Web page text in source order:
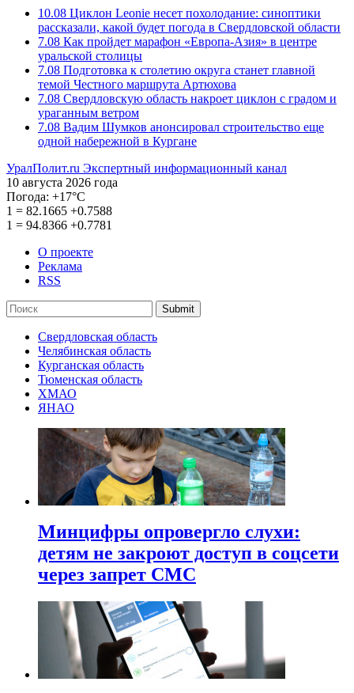
10.08 Циклон Leonie несет похолодание: синоптики
рассказали, какой будет погода в Свердловской области
7.08 Как пройдет марафон «Европа-Азия» в центре
уральской столицы
7.08 Подготовка к столетию округа станет главной
темой Честного маршрута Артюхова
7.08 Свердловскую область накроет циклон с градом и
ураганным ветром
7.08 Вадим Шумков анонсировал строительство еще
одной набережной в Кургане
УралПолит.ru Экспертный информационный канал
10 августа 2026 года
Погода: +17°С
1 = 82.1665 +0.7588
1 = 94.8366 +0.7781
О проекте
Реклама
RSS
Submit
Свердловская область
Челябинская область
Курганская область
Тюменская область
ХМАО
ЯНАО
Минцифры опровергло слухи:
детям не закроют доступ в соцсети
через запрет СМС